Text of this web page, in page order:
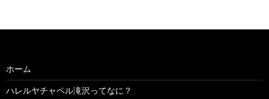
ホーム
ハレルヤチャペル滝沢ってなに？